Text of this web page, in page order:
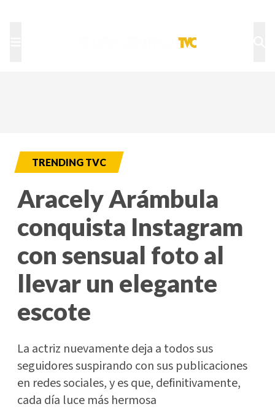
TRENDING TVC
Aracely Arámbula
conquista Instagram
con sensual foto al
llevar un elegante
escote
La actriz nuevamente deja a todos sus
seguidores suspirando con sus publicaciones
en redes sociales, y es que, definitivamente,
cada día luce más hermosa